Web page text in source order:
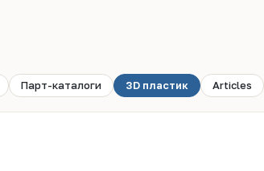
Парт-каталоги 3D пластик Articles